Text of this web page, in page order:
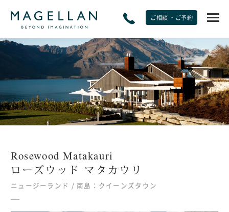
EXPERIENCE
非日常をたのしむ
JOURNAL
トラベルジャーナル
SPECIAL OFFERS
期間限定オファー
ご相談 ・ご予約
Rosewood Matakauri
ローズウッド マタカウリ
ニュージーランド / 南島：クイーンズタウン